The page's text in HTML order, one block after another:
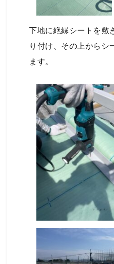
下地に絶縁シートを敷
り付け、その上からシ
ます。